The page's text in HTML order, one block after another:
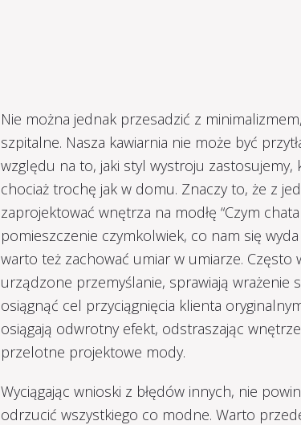
Nie można jednak przesadzić z
szpitalne. Nasza kawiarnia nie może być
względu na to, jaki styl wystroju
chociaż trochę jak w domu. Znaczy to, że z
zaprojektować wnętrza na modłę “Czym
pomieszczenie czymkolwiek, co nam się
warto też zachować umiar w umiarze. Często
urządzone przemyślanie, sprawiają wrażenie
osiągnąć cel przyciągnięcia klienta
osiągają odwrotny efekt, odstraszając
przelotne projektowe mody.
Wyciągając wnioski z błędów innych, nie
odrzucić wszystkiego co modne. Warto